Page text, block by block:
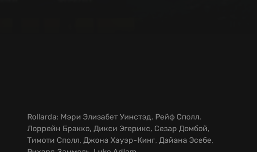
Rollarda: Мэри Элизабет Уинстэд, Рейф Сполл,
Лоррейн Бракко, Дикси Эгерикс, Сезар Домбой,
Тимоти Сполл, Джона Хауэр-Кинг, Дайана Эсебе,